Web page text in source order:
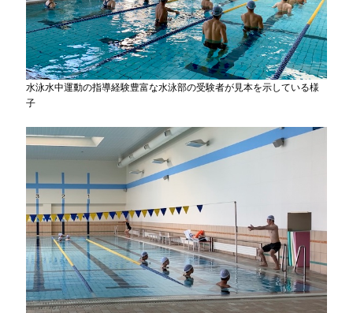
水泳水中運動の指導経験豊富な水泳部の受験者が見本を示している様
子